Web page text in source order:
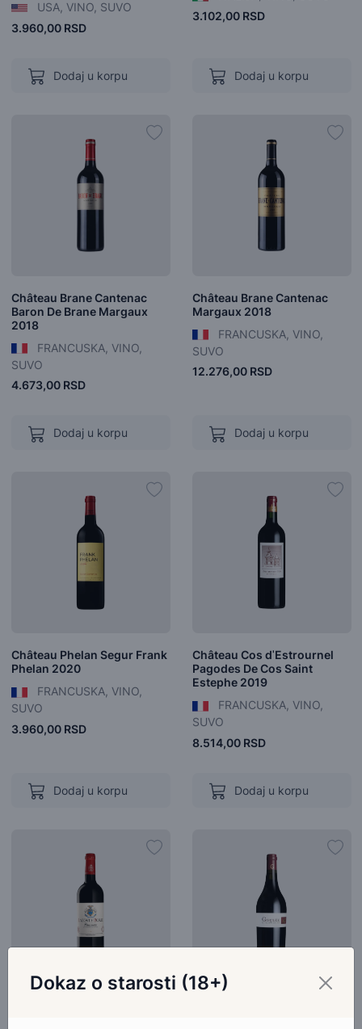
USA, VINO, SUVO
3.960,00 RSD
Dodaj u korpu
3.102,00 RSD
Dodaj u korpu
Château Brane Cantenac
Baron De Brane Margaux
2018
FRANCUSKA, VINO,
SUVO
4.673,00 RSD
Dodaj u korpu
Château Brane Cantenac
Margaux 2018
FRANCUSKA, VINO,
SUVO
12.276,00 RSD
Dodaj u korpu
Château Phelan Segur Frank
Phelan 2020
FRANCUSKA, VINO,
SUVO
3.960,00 RSD
Dodaj u korpu
Château Cos dˈEstrournel
Pagodes De Cos Saint
Estephe 2019
FRANCUSKA, VINO,
SUVO
8.514,00 RSD
Dodaj u korpu
Dokaz o starosti (18+)